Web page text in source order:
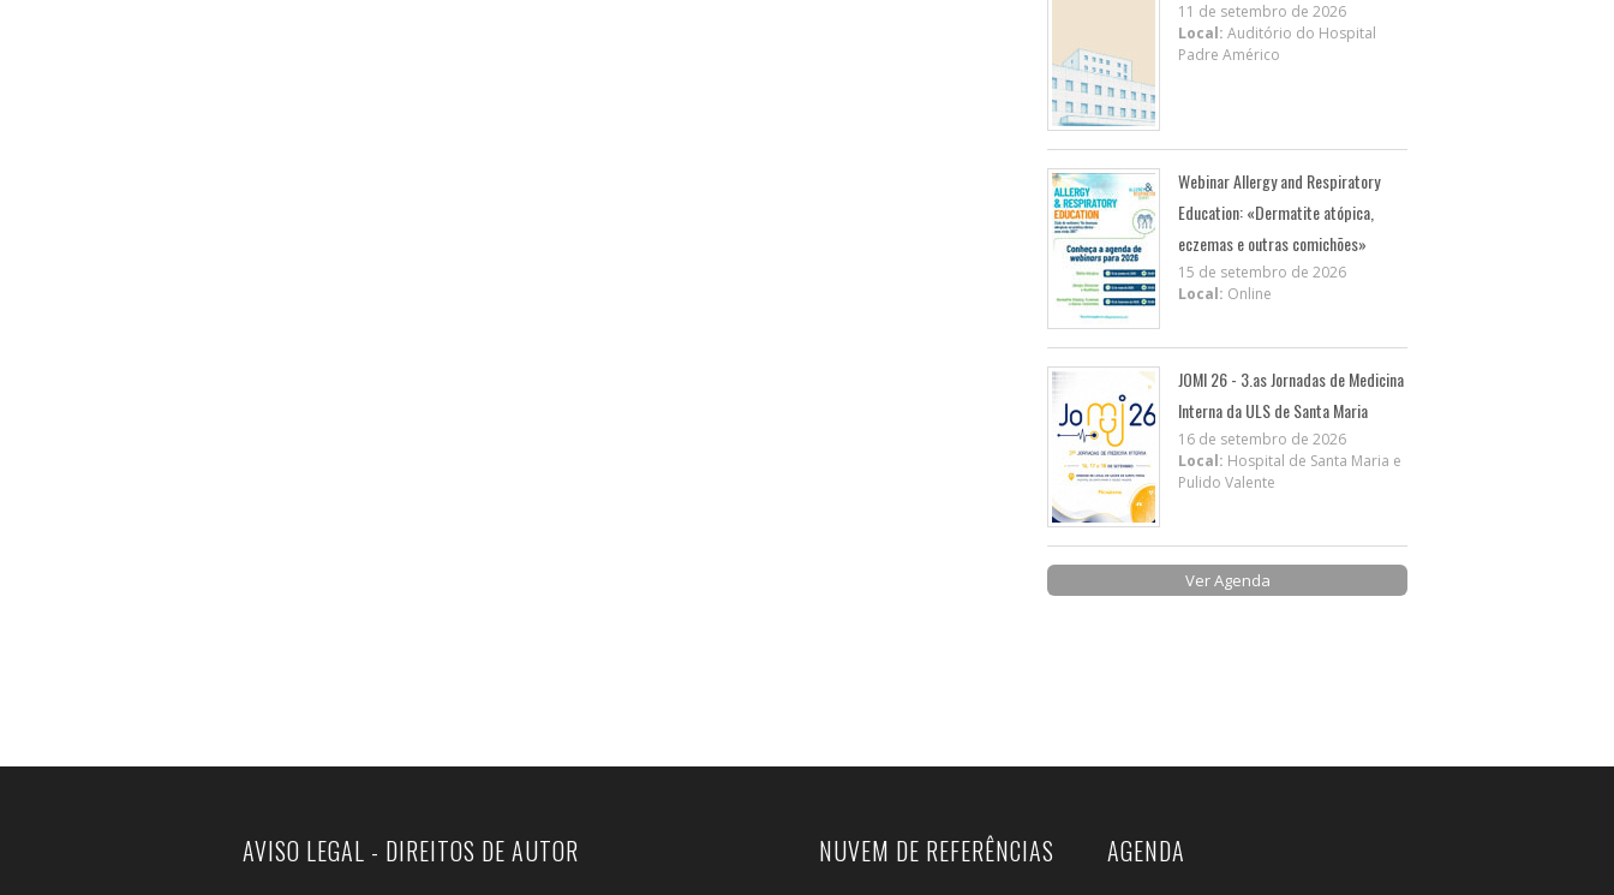
11 de setembro de 2026
Local: Auditório do Hospital
Padre Américo
Webinar Allergy and Respiratory
Education: «Dermatite atópica,
eczemas e outras comichões»
15 de setembro de 2026
Local: Online
JOMI 26 - 3.as Jornadas de Medicina
Interna da ULS de Santa Maria
16 de setembro de 2026
Local: Hospital de Santa Maria e
Pulido Valente
Ver Agenda
AVISO LEGAL - DIREITOS DE AUTOR NUVEM DE REFERÊNCIAS AGENDA